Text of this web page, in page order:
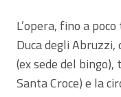
L’opera, fino a
Duca degli
(ex sede del
Santa Croce) e la